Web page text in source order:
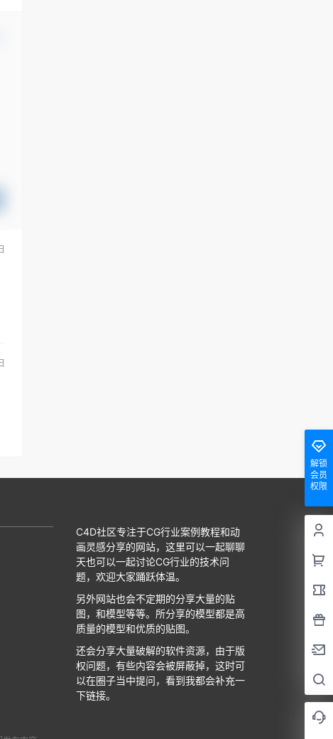
解锁
会员
权限
C4D社区专注于CG行业案例教程和动
画灵感分享的网站，这里可以一起聊聊
天也可以一起讨论CG行业的技术问
题，欢迎大家踊跃体温。
另外网站也会不定期的分享大量的贴
图，和模型等等。所分享的模型都是高
质量的模型和优质的贴图。
还会分享大量破解的软件资源，由于版
权问题，有些内容会被屏蔽掉，这时可
以在圈子当中提问，看到我都会补充一
下链接。